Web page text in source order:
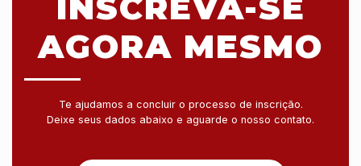
INSCREVA-SE
AGORA MESMO
Te ajudamos a concluir o processo de inscrição.
Deixe seus dados abaixo e aguarde o nosso contato.